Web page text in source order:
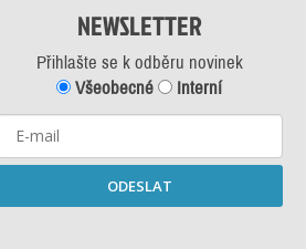
NEWSLETTER
Přihlašte se k odběru novinek
Všeobecné
Interní
ODESLAT